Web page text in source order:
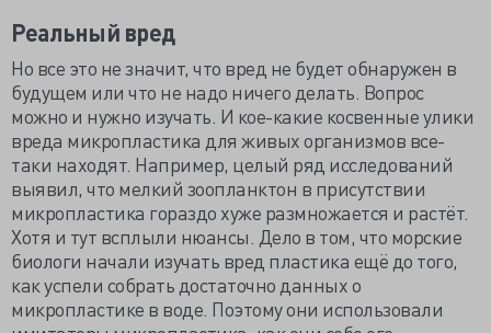
Реальный вред
Но все это не значит, что вред не будет обнаружен в
будущем или что не надо ничего делать. Вопрос
можно и нужно изучать. И кое-какие косвенные улики
вреда микропластика для живых организмов все-
таки находят. Например, целый ряд исследований
выявил, что мелкий зоопланктон в присутствии
микропластика гораздо хуже размножается и растёт.
Хотя и тут всплыли нюансы. Дело в том, что морские
биологи начали изучать вред пластика ещё до того,
как успели собрать достаточно данных о
микропластике в воде. Поэтому они использовали